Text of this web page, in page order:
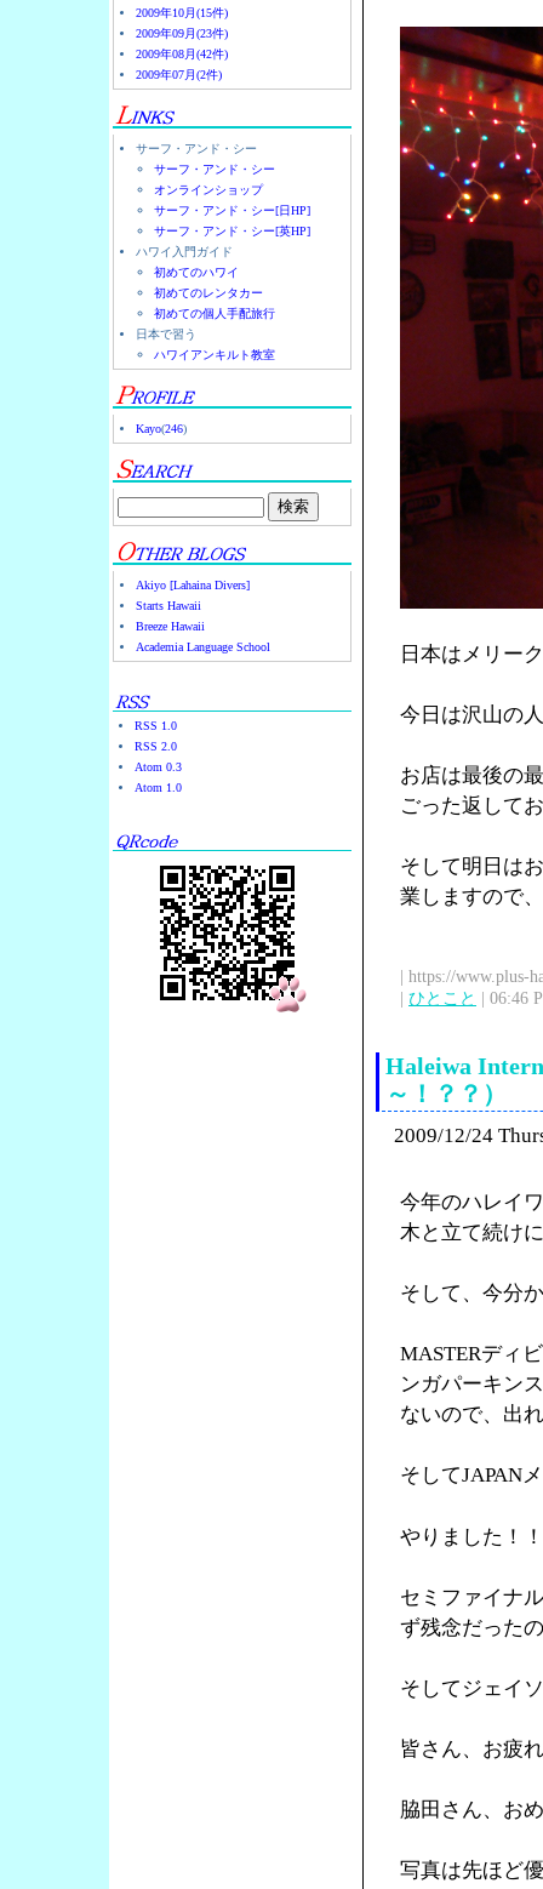
2009年10月(15件)
2009年09月(23件)
2009年08月(42件)
2009年07月(2件)
サーフ・アンド・シー
サーフ・アンド・シー
オンラインショップ
サーフ・アンド・シー[日HP]
サーフ・アンド・シー[英HP]
ハワイ入門ガイド
初めてのハワイ
初めてのレンタカー
初めての個人手配旅行
日本で習う
ハワイアンキルト教室
Kayo(246)
Akiyo [Lahaina Divers]
Starts Hawaii
Breeze Hawaii
Academia Language School
RSS 1.0
RSS 2.0
Atom 0.3
Atom 1.0
日本はメリー
今日は沢山の
お店は最後の
ごった返して
そして明日は
業しますので
| https://www.plus-
| ひとこと | 06:46
Haleiwa
～！？？）
2009/12/24
今年のハレイ
木と立て続け
そして、今分
MASTERディ
ンガパーキン
ないので、出
そしてJAPAN
やりました！
セミファイナ
ず残念だった
そしてジェイ
皆さん、お疲
脇田さん、お
写真は先ほど